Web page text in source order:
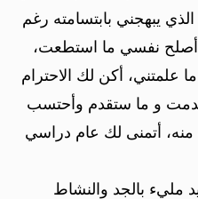
يبهجني بابتسامته رغم
نفسي ما استطعت،
علمتني، أكن لك الاحترام
و ما ستقدم وأحتسب
أتمنى لك عام دراسي
مليء بالجد والنشاط